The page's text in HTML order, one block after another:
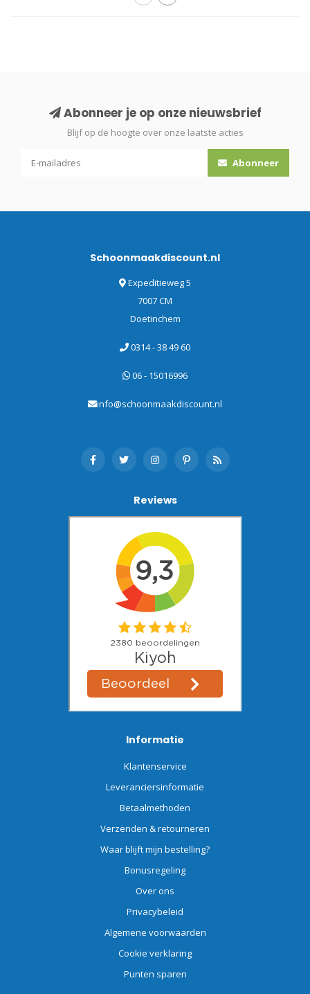
Abonneer je op onze nieuwsbrief
Blijf op de hoogte over onze laatste acties
Abonneer
Schoonmaakdiscount.nl
Expeditieweg 5
7007 CM
Doetinchem
0314 - 38 49 60
06 - 15016996
info@schoonmaakdiscount.nl
Reviews
Informatie
Klantenservice
Leveranciersinformatie
Betaalmethoden
Verzenden & retourneren
Waar blijft mijn bestelling?
Bonusregeling
Over ons
Privacybeleid
Algemene voorwaarden
Cookie verklaring
Punten sparen